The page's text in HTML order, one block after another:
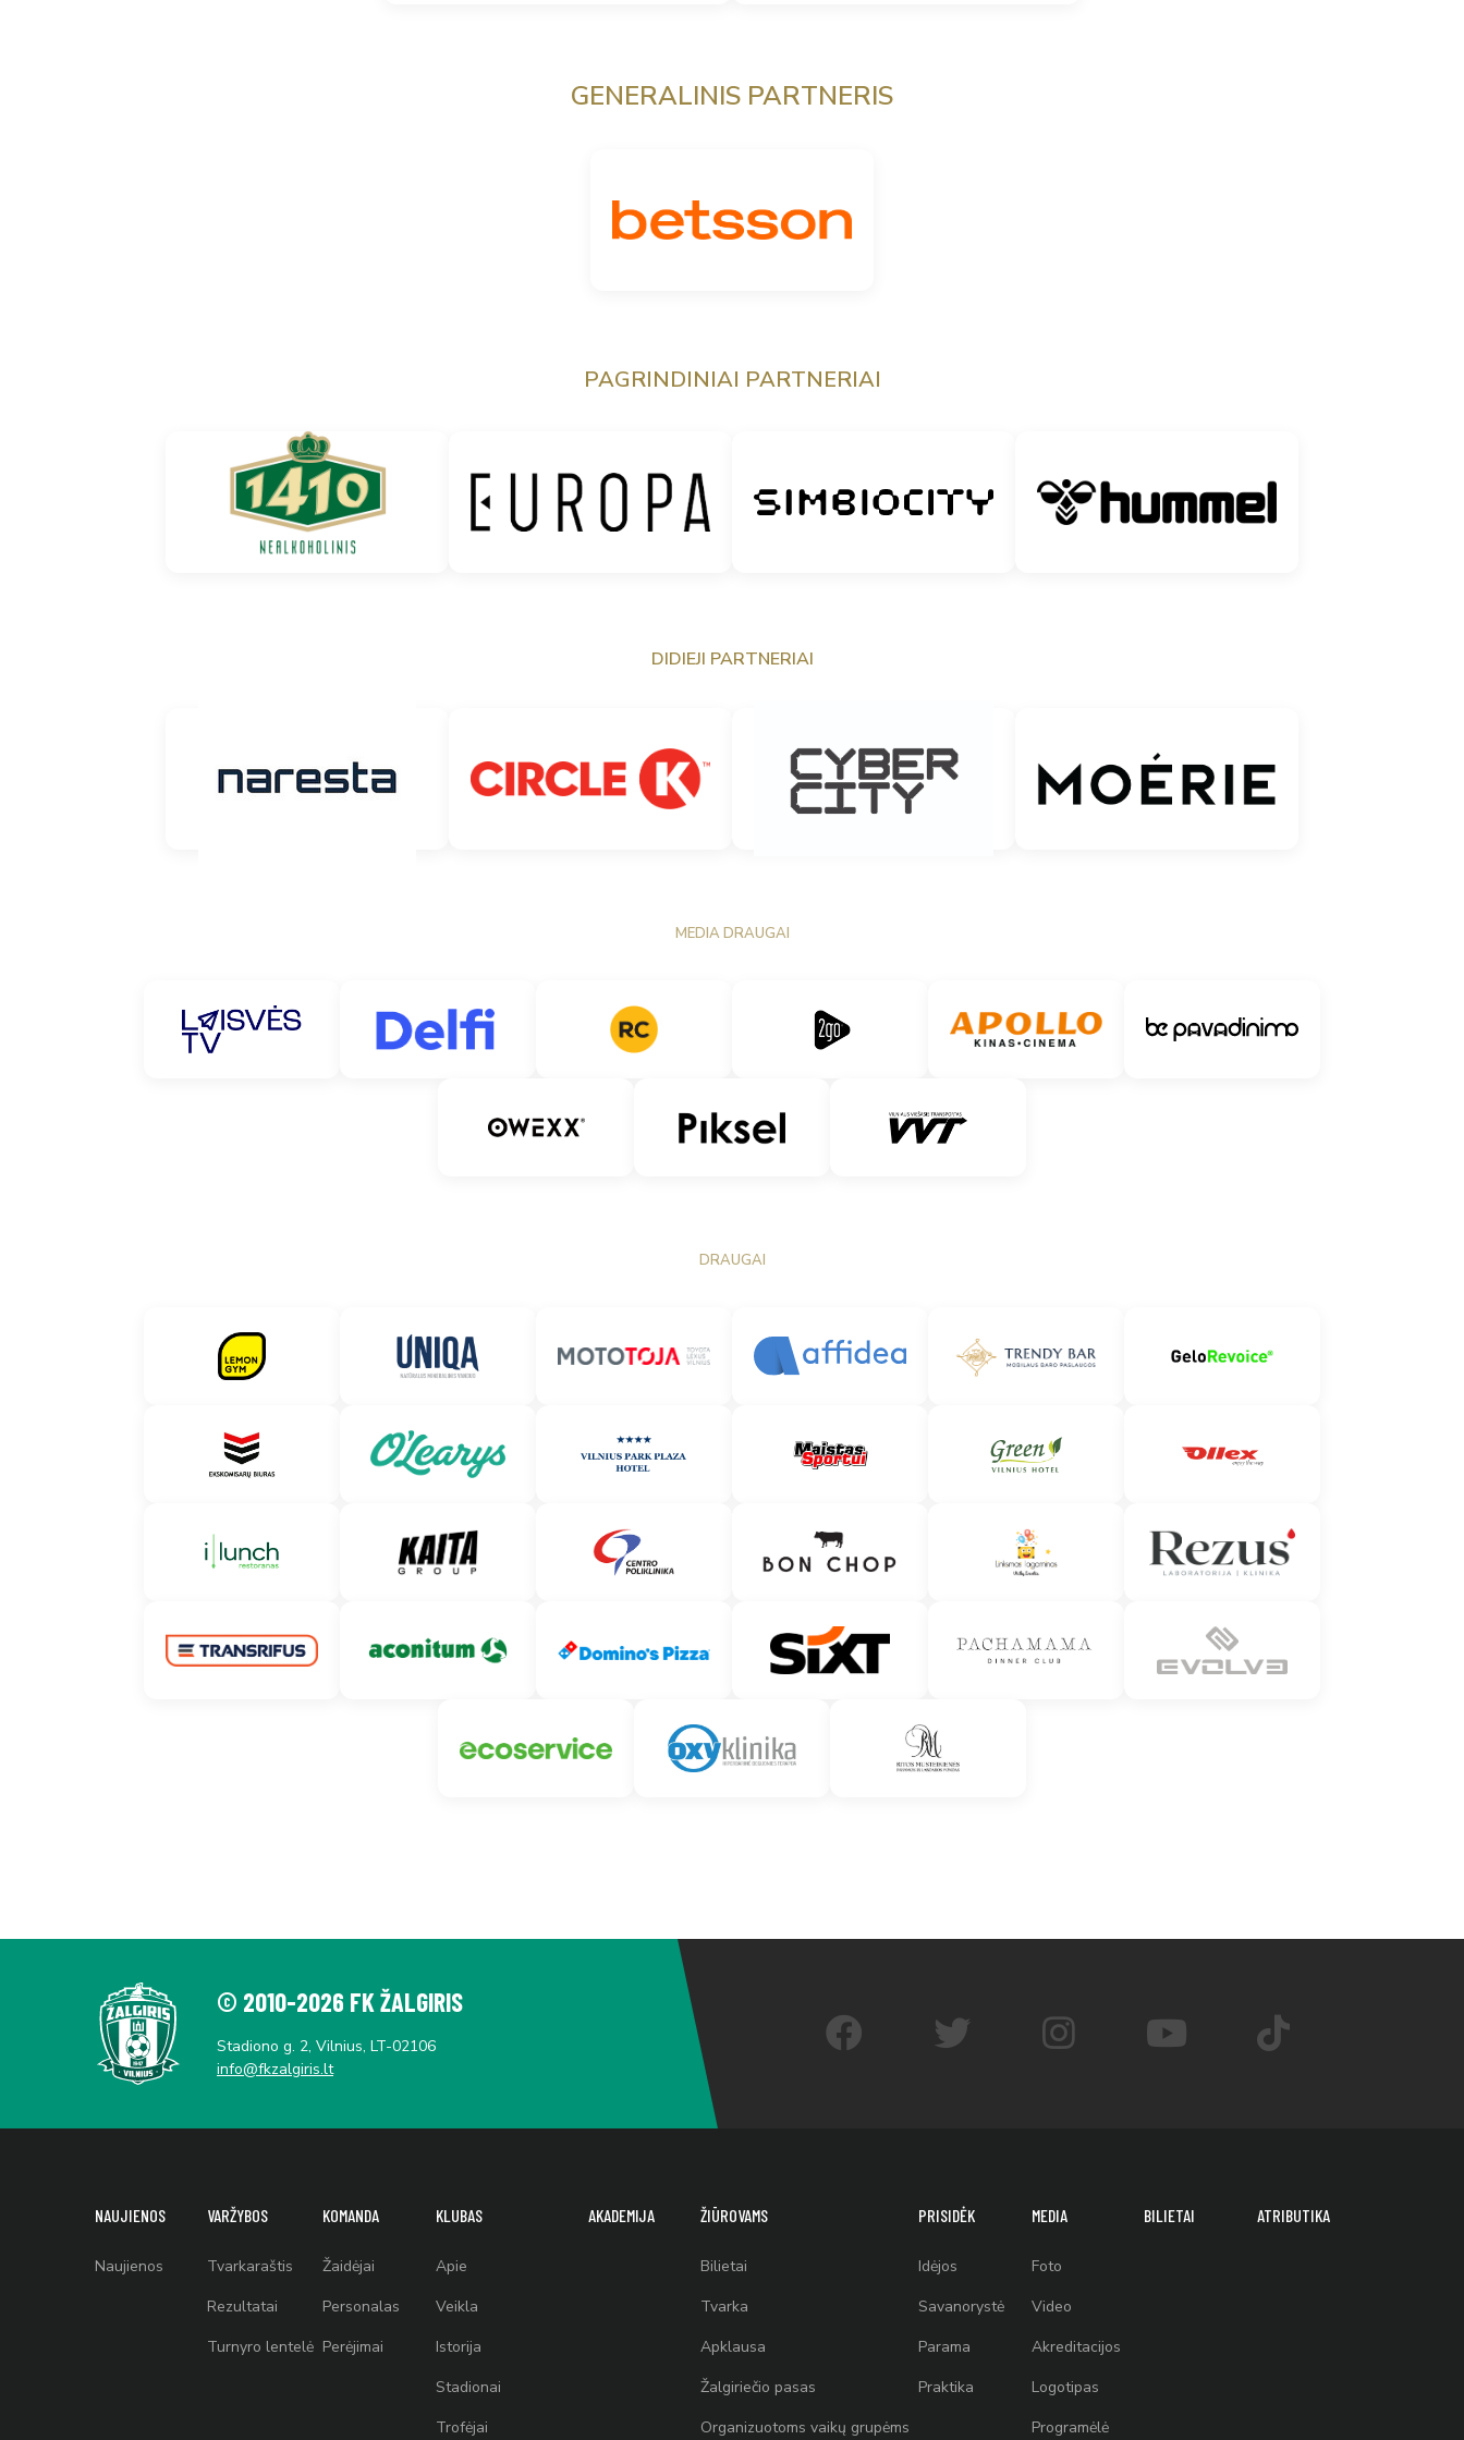
GENERALINIS PARTNERIS
PAGRINDINIAI PARTNERIAI
DIDIEJI PARTNERIAI
DRAUGAI
MEDIA DRAUGAI
© 2010-2026 FK ŽALGIRIS
Stadiono g. 2, Vilnius, LT-02106
info@fkzalgiris.lt
NAUJIENOS
Naujienos
VARŽYBOS
Tvarkaraštis
Rezultatai
Turnyro lentelė
KOMANDA
Žaidėjai
Personalas
Perėjimai
KLUBAS
Apie
Veikla
Istorija
Stadionai
Trofėjai
AKADEMIJA ŽIŪROVAMS
Bilietai
Tvarka
Apklausa
Žalgiriečio pasas
Organizuotoms vaikų grupėms
PRISIDĖK
Idėjos
Savanorystė
Parama
Praktika
MEDIA
Foto
Video
Akreditacijos
Logotipas
Programėlė
BILIETAI ATRIBUTIKA